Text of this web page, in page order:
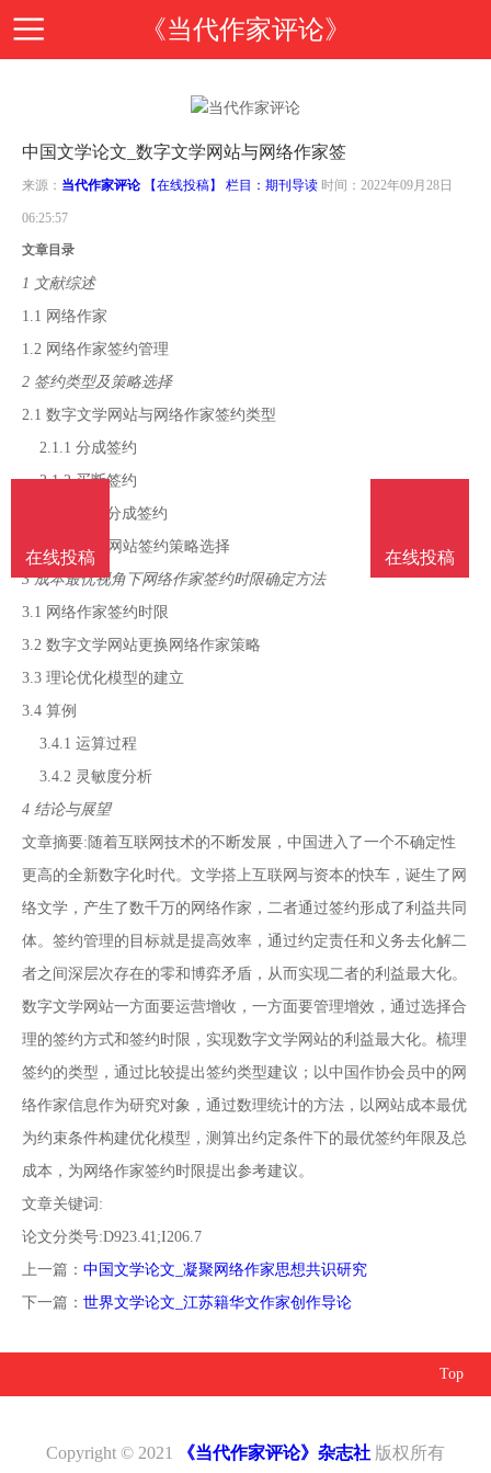
《当代作家评论》
页
期
导
投
稿
邮
稿
投
稿
系
我
们
中国文学论文_数字文学网站与网络作家签
来源： 当代作家评论 【在线投稿】 栏目： 期刊导读 时间：2022年09月28日
06:25:57
文章目录
1 文献综述
1.1 网络作家
1.2 网络作家签约管理
2 签约类型及策略选择
2.1 数字文学网站与网络作家签约类型
2.1.1 分成签约
2.1.2 买断签约
2.1.3 保底分成签约
2.2 数字文学网站签约策略选择
3 成本最优视角下网络作家签约时限确定方法
3.1 网络作家签约时限
3.2 数字文学网站更换网络作家策略
3.3 理论优化模型的建立
3.4 算例
3.4.1 运算过程
3.4.2 灵敏度分析
4 结论与展望
文章摘要:随着互联网技术的不断发展，中国进入了一个不确定性
更高的全新数字化时代。文学搭上互联网与资本的快车，诞生了网
络文学，产生了数千万的网络作家，二者通过签约形成了利益共同
体。签约管理的目标就是提高效率，通过约定责任和义务去化解二
者之间深层次存在的零和博弈矛盾，从而实现二者的利益最大化。
数字文学网站一方面要运营增收，一方面要管理增效，通过选择合
理的签约方式和签约时限，实现数字文学网站的利益最大化。梳理
签约的类型，通过比较提出签约类型建议；以中国作协会员中的网
络作家信息作为研究对象，通过数理统计的方法，以网站成本最优
为约束条件构建优化模型，测算出约定条件下的最优签约年限及总
成本，为网络作家签约时限提出参考建议。
文章关键词:
论文分类号:D923.41;I206.7
上一篇： 中国文学论文_凝聚网络作家思想共识研究
下一篇： 世界文学论文_江苏籍华文作家创作导论
Top
Copyright © 2021 《当代作家评论》杂志社 版权所有
在线投稿
在线投稿